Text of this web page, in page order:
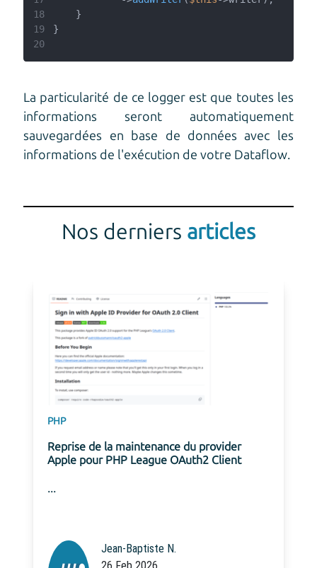
18
19
20
La particularité de ce logger est que toutes les
informations seront automatiquement
sauvegardées en base de données avec les
informations de l'exécution de votre Dataflow.
Nos derniers articles
du provider
OAuth2 Client
...